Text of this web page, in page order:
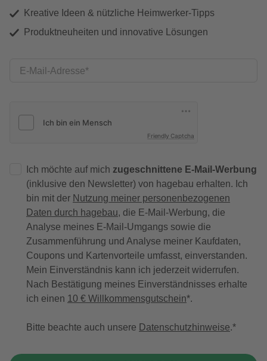
Kreative Ideen & nützliche Heimwerker-Tipps
Produktneuheiten und innovative Lösungen
E-Mail-Adresse
Friendly Captcha
Ich möchte auf mich zugeschnittene E-Mail-Werbung
(inklusive den Newsletter) von hagebau erhalten. Ich
bin mit der Nutzung meiner personenbezogenen
Daten durch hagebau, die E-Mail-Werbung, die
Analyse meines E-Mail-Umgangs sowie die
Zusammenführung und Analyse meiner Kaufdaten,
Coupons und Kartenvorteile umfasst, einverstanden.
Mein Einverständnis kann ich jederzeit widerrufen.
Nach Bestätigung meines Einverständnisses erhalte
ich einen 10 € Willkommensgutschein*.
Bitte beachte auch unsere Datenschutzhinweise.